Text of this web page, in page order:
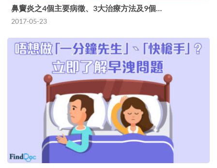
鼻竇炎之4個主要病徵、3大治療方法及9個…
2017-05-23